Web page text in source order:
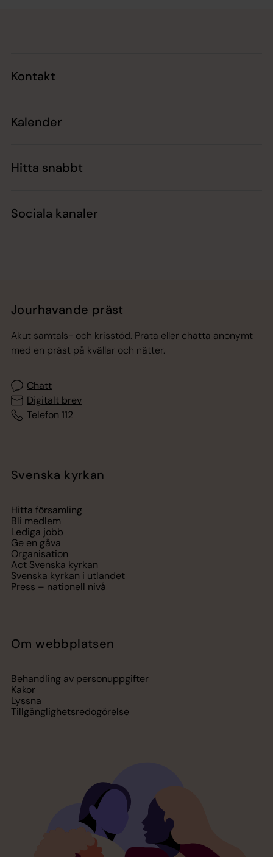
Kontakt
Kalender
Hitta snabbt
Sociala kanaler
Jourhavande präst
Akut samtals- och krisstöd. Prata eller chatta anonymt
med en präst på kvällar och nätter.
Chatt
Digitalt brev
Telefon 112
Svenska kyrkan
Hitta församling
Bli medlem
Lediga jobb
Ge en gåva
Organisation
Act Svenska kyrkan
Svenska kyrkan i utlandet
Press – nationell nivå
Om webbplatsen
Behandling av personuppgifter
Kakor
Lyssna
Tillgänglighetsredogörelse